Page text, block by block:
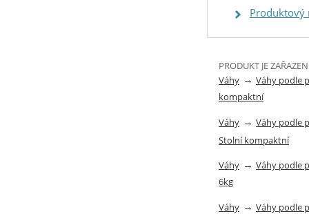
Produktový
PRODUKT JE
Váhy → Váhy podle
kompaktní
Váhy → Váhy podle
Stolní kompaktní
Váhy → Váhy podle
6kg
Váhy → Váhy podle